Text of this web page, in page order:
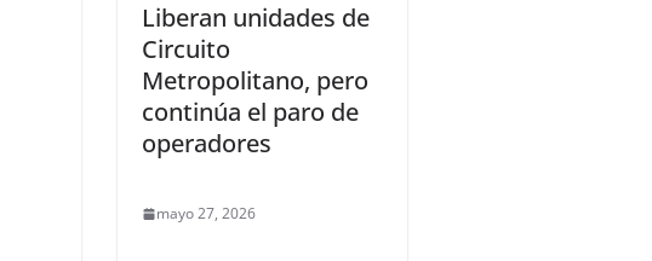
Liberan unidades de
Circuito
Metropolitano, pero
continúa el paro de
operadores
mayo 27, 2026